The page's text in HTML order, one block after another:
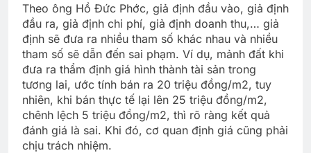
Theo ông Hồ Đức Phớc, giả định đầu vào, giả định
đầu ra, giả định chi phí, giả định doanh thu,… giả
định sẽ đưa ra nhiều tham số khác nhau và nhiều
tham số sẽ dẫn đến sai phạm. Ví dụ, mảnh đất khi
đưa ra thẩm định giá hình thành tài sản trong
tương lai, ước tính bán ra 20 triệu đồng/m2, tuy
nhiên, khi bán thực tế lại lên 25 triệu đồng/m2,
chênh lệch 5 triệu đồng/m2, thì rõ ràng kết quả
đánh giá là sai. Khi đó, cơ quan định giá cũng phải
chịu trách nhiệm.